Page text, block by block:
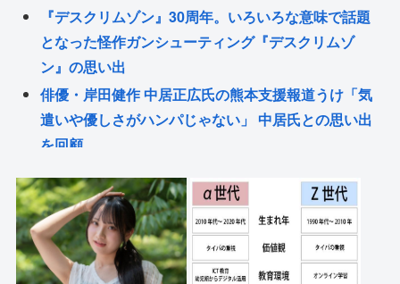
『デスクリムゾン』30周年。いろいろな意味で話題
となった怪作ガンシューティング『デスクリムゾ
ン』の思い出
俳優・岸田健作 中居正広氏の熊本支援報道うけ「気
遣いや優しさがハンパじゃない」 中居氏との思い出
を回顧
レブル👈この超絶かっこいいバイクwww問題点は人
気すぎてめちゃくちゃ乗ってるやついるwww
wakatteTVの高田ふーみんこと、武田塾の高田史拓さ
ん召喚スレ